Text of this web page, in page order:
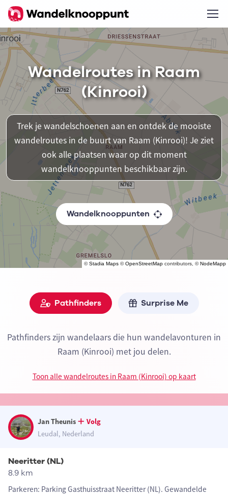
©Stadia Maps ©OpenStreetMap contributors, ©NodeMapp
Wandelroutes in Raam
(Kinrooi)
Trek je wandelschoenen aan en ontdek de mooiste
wandelroutes in de buurt van Raam (Kinrooi)! Je ziet
ook alle plaatsen waar op dit moment
wandelknooppunten beschikbaar zijn.
Wandelknooppunten
Pathfinders Surprise Me
Pathfinders zijn wandelaars die hun wandelavonturen in
Raam (Kinrooi) met jou delen.
Toon alle wandelroutes in Raam (Kinrooi) op kaart
Jan Theunis
Volg
Leudal, Nederland
Neeritter (NL)
8.9 km
Parkeren: Parking Gasthuisstraat Neeritter (NL). Gewandelde